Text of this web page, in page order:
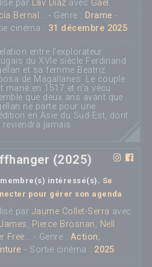
par Lav Diaz avec Gael
Bernal... - Genre :Drame -
cinéma : 31 décembre 2025
entre l'explorateur
du XVIe siècle Ferdinand
et sa femme Beatriz
de Magallanes. Le couple
marié en 1517 et n'a vécu
que deux ans avant que
ne parte pour une
en Asie du Sud-Est, dont
reviendra jamais.
(2025)
membre(s) intéressé(s). Se
pour gérer son agenda
par Jaume Collet-Serra avec
, Pierce Brosnan, Nell
Free... - Genre : Action,
- Sortie cinéma : 2025